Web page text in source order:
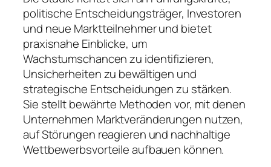
politische Entscheidungsträger, Investoren
und neue Marktteilnehmer und bietet
praxisnahe Einblicke, um
Wachstumschancen zu identifizieren,
Unsicherheiten zu bewältigen und
strategische Entscheidungen zu stärken.
Sie stellt bewährte Methoden vor, mit denen
Unternehmen Marktveränderungen nutzen,
auf Störungen reagieren und nachhaltige
Wettbewerbsvorteile aufbauen können.